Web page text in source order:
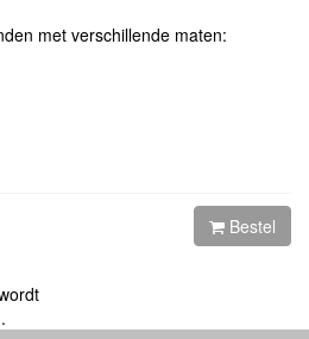
met verschillende maten:
Bestel